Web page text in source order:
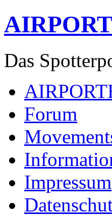
Das
Forum
Impressum